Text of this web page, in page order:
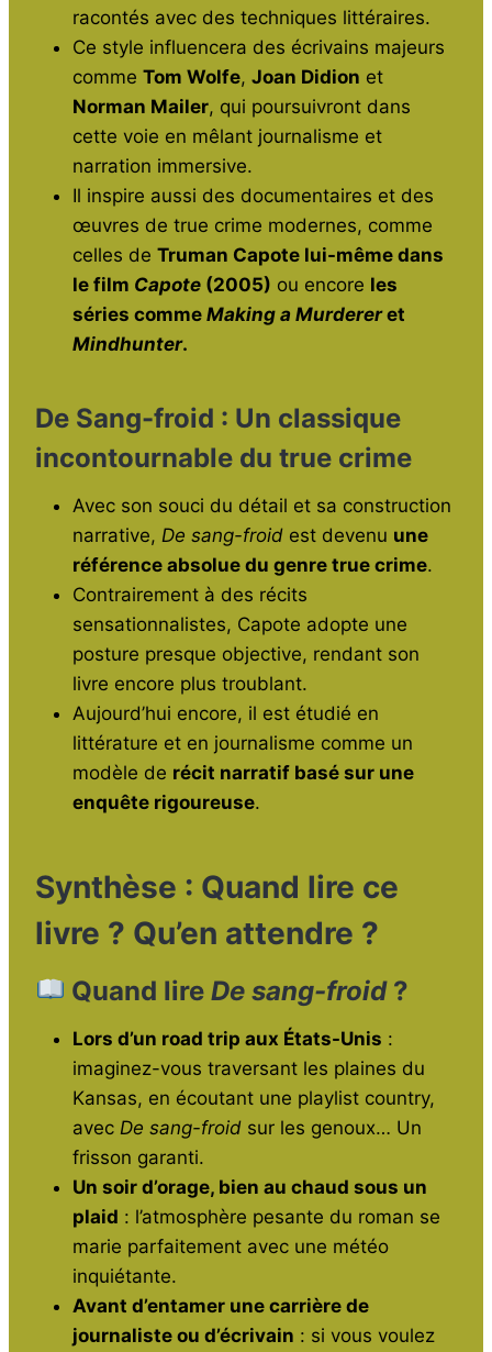
racontés avec des techniques littéraires.
Ce style influencera des écrivains majeurs
comme Tom Wolfe, Joan Didion et
Norman Mailer, qui poursuivront dans
cette voie en mêlant journalisme et
narration immersive.
Il inspire aussi des documentaires et des
œuvres de true crime modernes, comme
celles de Truman Capote lui-même dans
le film Capote (2005) ou encore les
séries comme Making a Murdereret
Mindhunter.
De Sang-froid : Un classique
incontournable du true crime
Avec son souci du détail et sa construction
narrative, De sang-froid est devenu une
référence absolue du genre true crime.
Contrairement à des récits
sensationnalistes, Capote adopte une
posture presque objective, rendant son
livre encore plus troublant.
Aujourd’hui encore, il est étudié en
littérature et en journalisme comme un
modèle de récit narratif basé sur une
enquête rigoureuse.
Synthèse : Quand lire ce
livre ? Qu’en attendre ?
Quand lireDe sang-froid?
Lors d’un road trip aux États-Unis :
imaginez-vous traversant les plaines du
Kansas, en écoutant une playlist country,
avec De sang-froid sur les genoux… Un
frisson garanti.
Un soir d’orage, bien au chaud sous un
plaid : l’atmosphère pesante du roman se
marie parfaitement avec une météo
inquiétante.
Avant d’entamer une carrière de
journaliste ou d’écrivain : si vous voulez